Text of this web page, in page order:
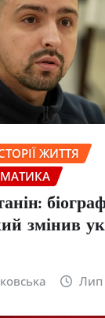
ЖИТТЯ
змінив
Лип